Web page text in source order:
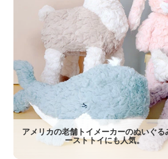
アメリカの老舗トイメーカーのぬいぐ
ーストトイにも